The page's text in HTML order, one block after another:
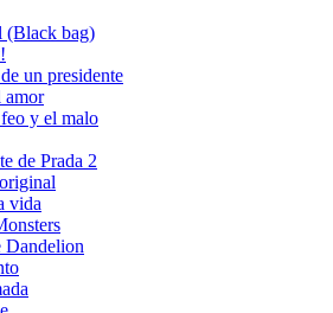
(Black bag)
un presidente
amor
y el malo
de Prada 2
vida
Dandelion